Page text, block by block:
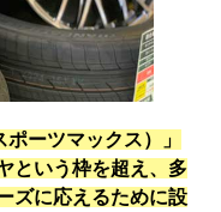
ーツマックス）」
という枠を超え、多
ズに応えるために設